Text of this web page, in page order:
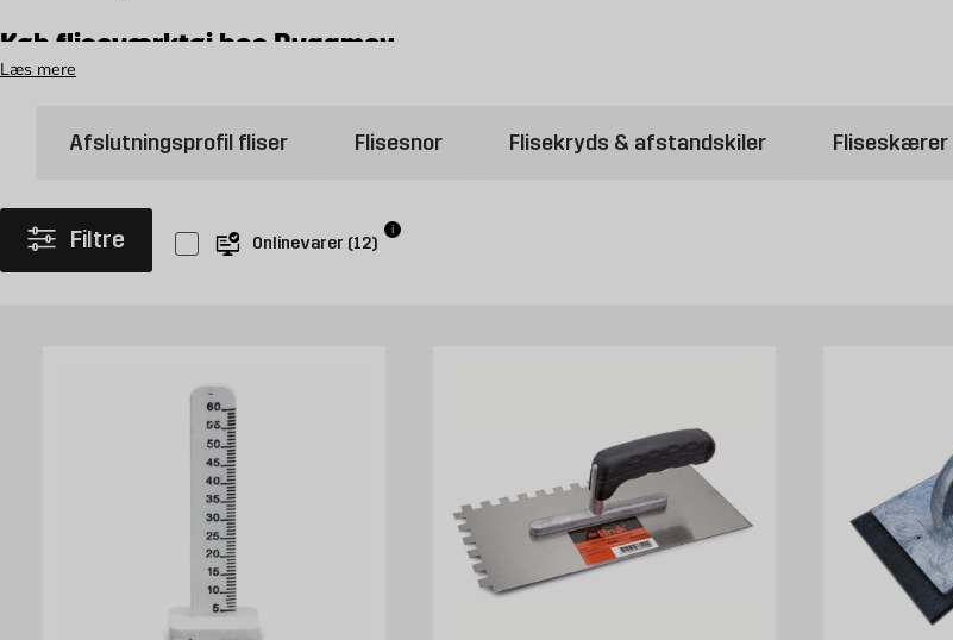
Køb fliseværktøj hos Byggmax
Velkommen til at se vores udvalg af fliseværktøj og andet tilbehør til
Læs mere
Afslutningsprofil fliser Flisesnor Flisekryds & afstandskiler Fliseskærer
Filtre Onlinevarer (12)
i